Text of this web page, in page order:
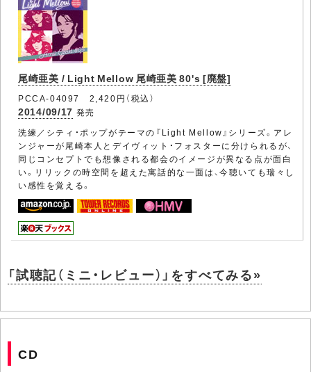
尾崎亜美 / Light Mellow 尾崎亜美 80's [廃盤]
PCCA-04097 2,420円（税込）
2014/09/17 発売
洗練／シティ・ポップがテーマの『Light Mellow』シリーズ。アレ
ンジャーが尾崎本人とデイヴィット・フォスターに分けられるが、
同じコンセプトでも想像される都会のイメージが異なる点が面白
い。リリックの時空間を超えた寓話的な一面は、今聴いても瑞々し
い感性を覚える。
「試聴記（ミニ・レビュー）」をすべてみる»
CD